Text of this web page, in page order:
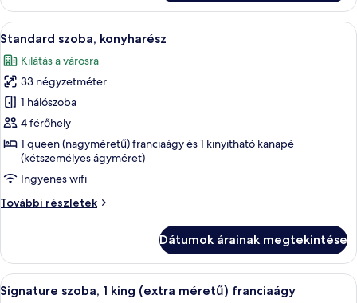
franciaágy
(nagyméretű)
franciaágy
további
A
következő
szoba
összes
képének
megtekintése:
Standard
szoba,
konyharész
Egy szállodai szoba, amelyben
4
Standard szoba, konyharész
Kilátás a városra
33 négyzetméter
1 hálószoba
4 férőhely
1 queen (nagyméretű) franciaágy és 1 kinyitható kanapé
(kétszemélyes ágyméret)
Ingyenes wifi
További részletek
Standard
részletei
Dátumok árainak megtekintése
A
Egy modern szállodaszoba,
7
Signature szoba, 1 king (extra méretű) franciaágy